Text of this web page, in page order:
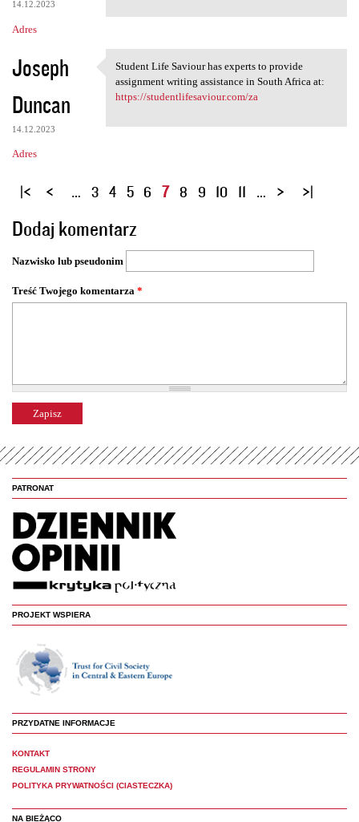
14.12.2023
Adres
Joseph
Duncan
14.12.2023
Adres
Student Life Saviour has
Student Life Saviour has experts to provide
assignment writing assistance in South Africa at:
https://studentlifesaviour.com/za
S
r
o
n
y
… 3 4 5 6 7 8 9 10 11 …
Dodaj komentarz
Nazwisko lub pseudonim
Treść Twojego komentarza *
PATRONAT
PROJEKT WSPIERA
PRZYDATNE INFORMACJE
KONTAKT
REGULAMIN STRONY
POLITYKA PRYWATNOŚCI (CIASTECZKA)
NA BIEŻĄCO